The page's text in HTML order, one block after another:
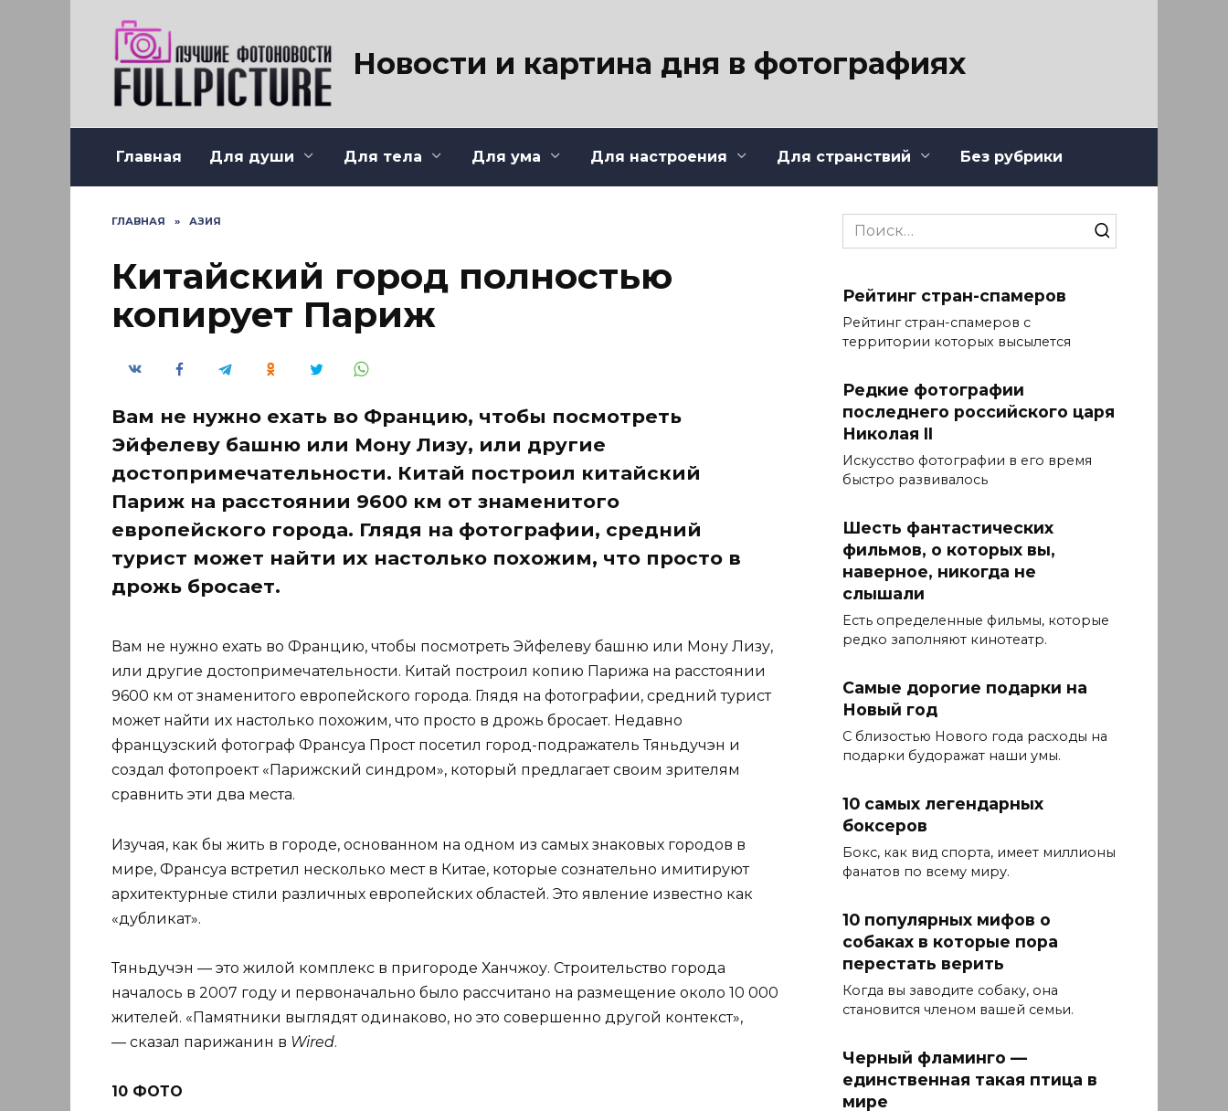
Новости и картина дня в фотографиях
Главная Для души Для тела Для ума Для настроения Для странствий Без рубрики
ГЛАВНАЯ » АЗИЯ
Китайский город полностью
копирует Париж
Вам не нужно ехать во Францию, чтобы посмотреть
Эйфелеву башню или Мону Лизу, или другие
достопримечательности. Китай построил китайский
Париж на расстоянии 9600 км от знаменитого
европейского города. Глядя на фотографии, средний
турист может найти их настолько похожим, что просто в
дрожь бросает.
Вам не нужно ехать во Францию, чтобы посмотреть Эйфелеву башню или Мону Лизу,
или другие достопримечательности. Китай построил копию Парижа на расстоянии
9600 км от знаменитого европейского города. Глядя на фотографии, средний турист
может найти их настолько похожим, что просто в дрожь бросает. Недавно
французский фотограф Франсуа Прост посетил город-подражатель Тяньдучэн и
создал фотопроект «Парижский синдром», который предлагает своим зрителям
сравнить эти два места.
Изучая, как бы жить в городе, основанном на одном из самых знаковых городов в
мире, Франсуа встретил несколько мест в Китае, которые сознательно имитируют
архитектурные стили различных европейских областей. Это явление известно как
«дубликат».
Тяньдучэн — это жилой комплекс в пригороде Ханчжоу. Строительство города
началось в 2007 году и первоначально было рассчитано на размещение около 10 000
жителей. «Памятники выглядят одинаково, но это совершенно другой контекст»,
— сказал парижанин в Wired.
10 ФОТО
Search
for:
Рейтинг стран-спамеров
Рейтинг стран-спамеров с
территории которых высылется
Редкие фотографии
последнего российского царя
Николая II
Искусство фотографии в его время
быстро развивалось
Шесть фантастических
фильмов, о которых вы,
наверное, никогда не
слышали
Есть определенные фильмы, которые
редко заполняют кинотеатр.
Самые дорогие подарки на
Новый год
С близостью Нового года расходы на
подарки будоражат наши умы.
10 самых легендарных
боксеров
Бокс, как вид спорта, имеет миллионы
фанатов по всему миру.
10 популярных мифов о
собаках в которые пора
перестать верить
Когда вы заводите собаку, она
становится членом вашей семьи.
Черный фламинго —
единственная такая птица в
мире